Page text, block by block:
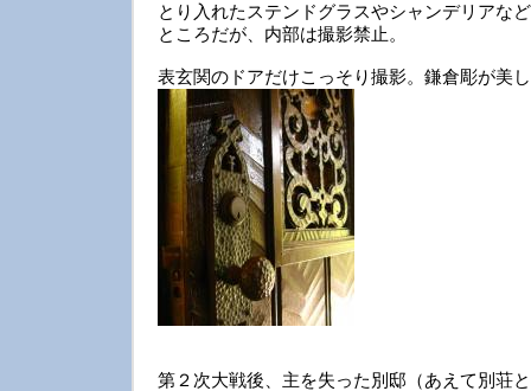
とり入れたステンドグラスやシャンデリアな
ところだが、内部は撮影禁止。
表玄関のドアだけこっそり撮影。鎌倉彫が美
第２次大戦後、主を失った別邸（あえて別荘